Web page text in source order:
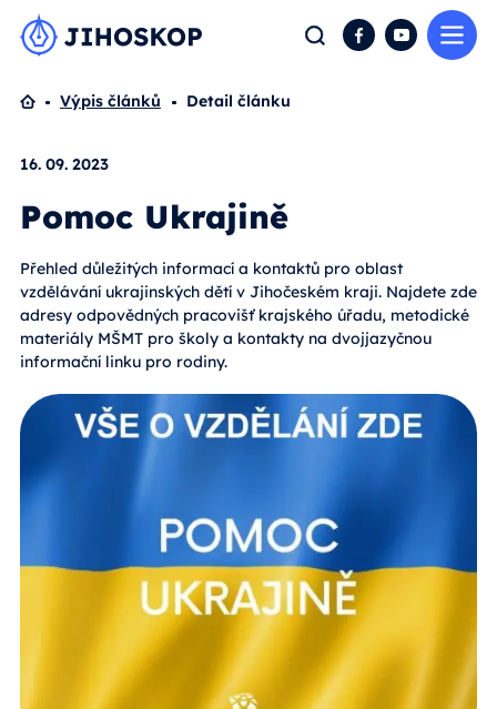
Hledat FacebookYouTube
Domů
Výpis článků Detail článku
16. 09. 2023
Pomoc Ukrajině
Přehled důležitých informací a kontaktů pro oblast
vzdělávání ukrajinských dětí v Jihočeském kraji. Najdete zde
adresy odpovědných pracovišť krajského úřadu, metodické
materiály MŠMT pro školy a kontakty na dvojjazyčnou
informační linku pro rodiny.